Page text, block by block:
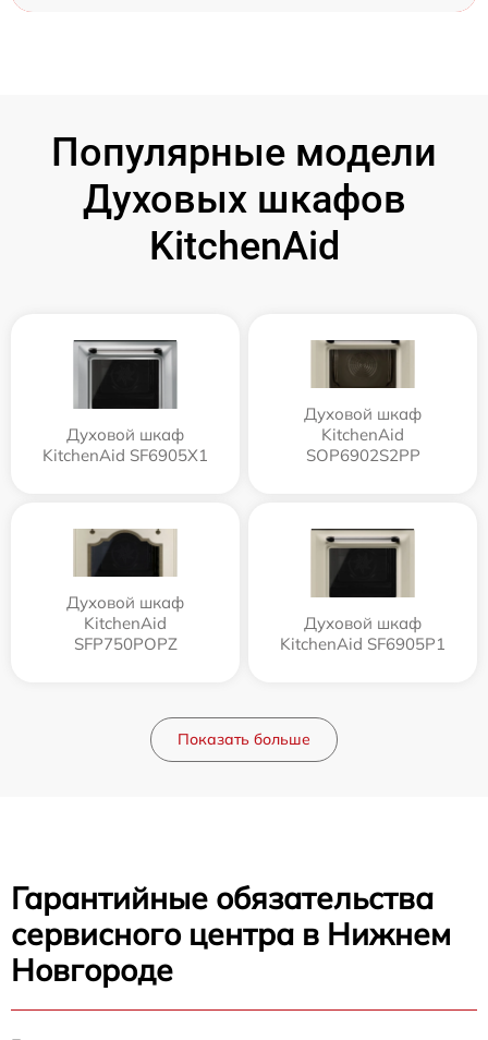
Популярные модели
Духовых шкафов
KitchenAid
Духовой шкаф
KitchenAid SF6905X1
Духовой шкаф
KitchenAid
SOP6902S2PP
Духовой шкаф
KitchenAid
SFP750POPZ
Духовой шкаф
KitchenAid SF6905P1
Показать больше
Гарантийные обязательства
сервисного центра в Нижнем
Новгороде